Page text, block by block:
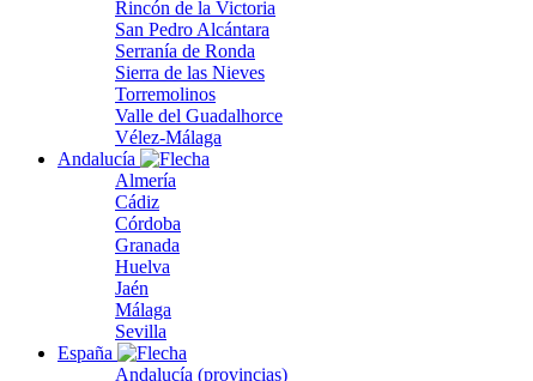
Rincón de la Victoria
San Pedro Alcántara
Serranía de Ronda
Sierra de las Nieves
Torremolinos
Valle del Guadalhorce
Vélez-Málaga
Andalucía
Almería
Cádiz
Córdoba
Granada
Huelva
Jaén
Málaga
Sevilla
España
Andalucía (provincias)